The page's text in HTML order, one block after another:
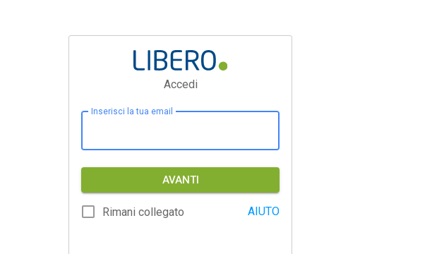
Accedi
Inserisci la tua email
AVANTI
Rimani collegato AIUTO